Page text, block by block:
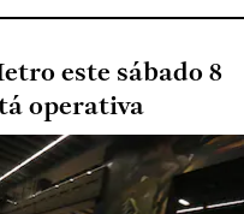
este sábado 8
operativa